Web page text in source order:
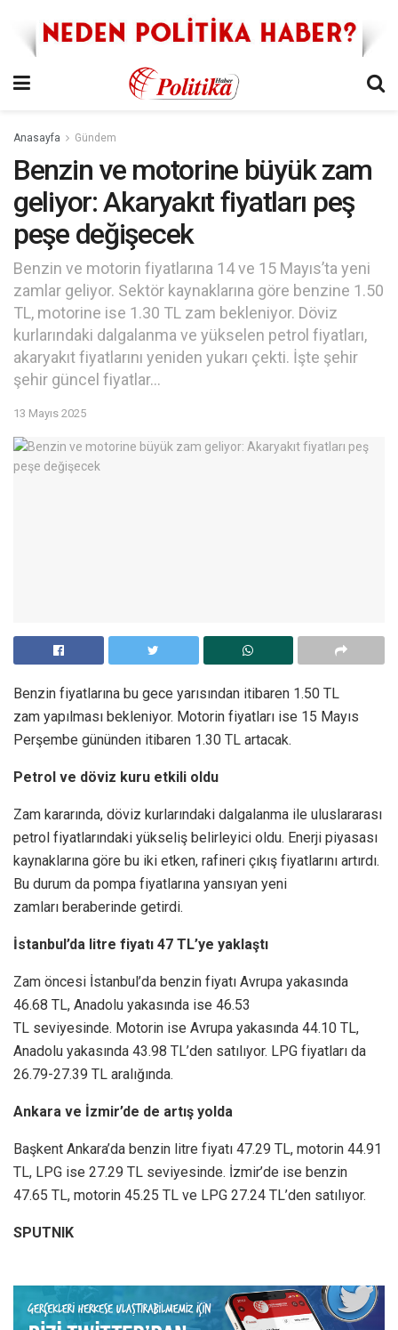
Anasayfa Gündem
Benzin ve motorine büyük zam
geliyor: Akaryakıt fiyatları peş
peşe değişecek
Benzin ve motorin fiyatlarına 14 ve 15 Mayıs’ta yeni
zamlar geliyor. Sektör kaynaklarına göre benzine 1.50
TL, motorine ise 1.30 TL zam bekleniyor. Döviz
kurlarındaki dalgalanma ve yükselen petrol fiyatları,
akaryakıt fiyatlarını yeniden yukarı çekti. İşte şehir
şehir güncel fiyatlar…
13 Mayıs 2025
Benzin fiyatlarına bu gece yarısından itibaren 1.50 TL
zam yapılması bekleniyor. Motorin fiyatları ise 15 Mayıs
Perşembe gününden itibaren 1.30 TL artacak.
Petrol ve döviz kuru etkili oldu
Zam kararında, döviz kurlarındaki dalgalanma ile uluslararası
petrol fiyatlarındaki yükseliş belirleyici oldu. Enerji piyasası
kaynaklarına göre bu iki etken, rafineri çıkış fiyatlarını artırdı.
Bu durum da pompa fiyatlarına yansıyan yeni
zamları beraberinde getirdi.
İstanbul’da litre fiyatı 47 TL’ye yaklaştı
Zam öncesi İstanbul’da benzin fiyatı Avrupa yakasında
46.68 TL, Anadolu yakasında ise 46.53
TL seviyesinde. Motorin ise Avrupa yakasında 44.10 TL,
Anadolu yakasında 43.98 TL’den satılıyor. LPG fiyatları da
26.79-27.39 TL aralığında.
Ankara ve İzmir’de de artış yolda
Başkent Ankara’da benzin litre fiyatı 47.29 TL, motorin 44.91
TL, LPG ise 27.29 TL seviyesinde. İzmir’de ise benzin
47.65 TL, motorin 45.25 TL ve LPG 27.24 TL’den satılıyor.
SPUTNIK